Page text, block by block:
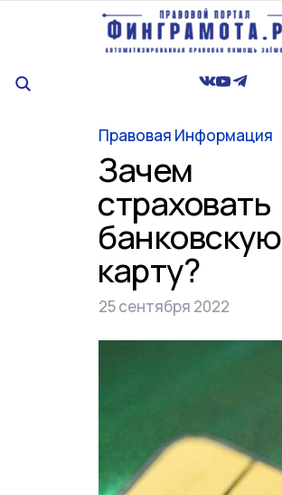
Правовая Информация
Зачем
страховать
банковскую
карту?
25 сентября 2022